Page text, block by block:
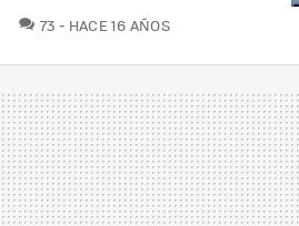
73 COMENTARIOS
HACE 16 AÑOS